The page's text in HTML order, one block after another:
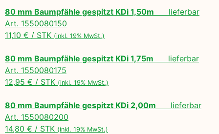
80 mm Baumpfähle gespitzt KDi 1,50m lieferbar
Art. 1550080150
11,10 € / STK (inkl. 19% MwSt.)
80 mm Baumpfähle gespitzt KDi 1,75m lieferbar
Art. 1550080175
12,95 € / STK (inkl. 19% MwSt.)
80 mm Baumpfähle gespitzt KDi 2,00m lieferbar
Art. 1550080200
14,80 € / STK (inkl. 19% MwSt.)